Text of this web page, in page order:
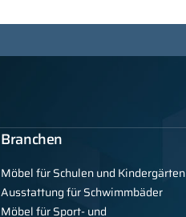
Branchen
Möbel für Schulen und Kindergärten
Ausstattung für Schwimmbäder
Möbel für Sport- und